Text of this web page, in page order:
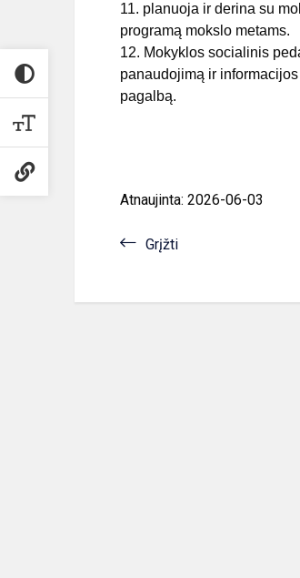
11. planuoja ir derina su
programą mokslo metams.
12. Mokyklos socialinis
panaudojimą ir
pagalbą.
Atnaujinta: 2026-06-03
Grįžti